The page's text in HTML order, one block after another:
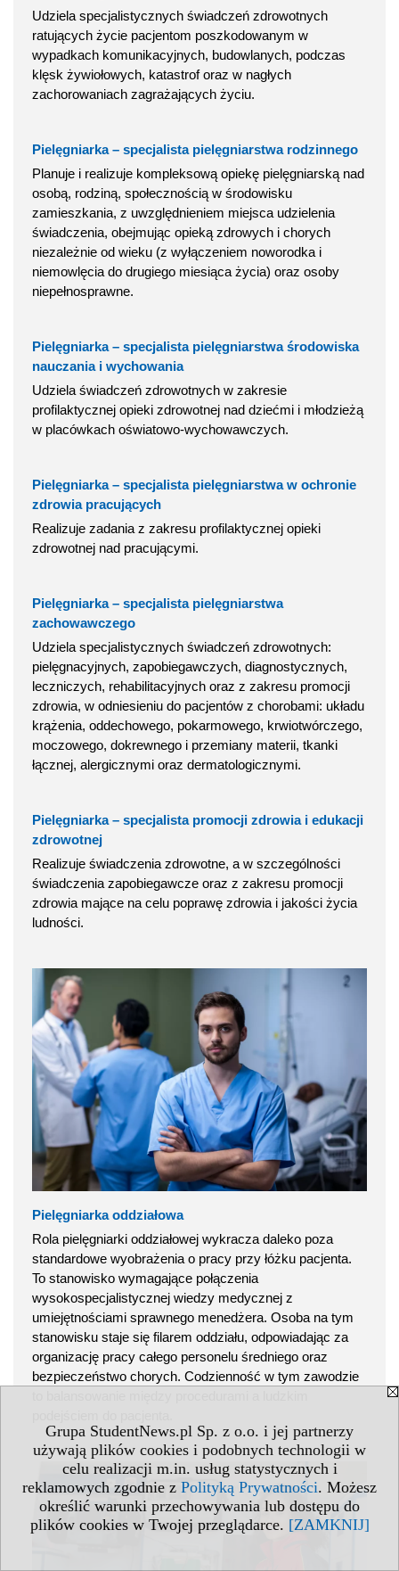
Grupa StudentNews.pl Sp. z o.o. i jej partnerzy
używają plików cookies i podobnych technologii w
celu realizacji m.in. usług statystycznych i
reklamowych zgodnie z Polityką Prywatności. Możesz
określić warunki przechowywania lub dostępu do
plików cookies w Twojej przeglądarce. [ZAMKNIJ]
Udziela specjalistycznych świadczeń zdrowotnych
ratujących życie pacjentom poszkodowanym w
wypadkach komunikacyjnych, budowlanych, podczas
klęsk żywiołowych, katastrof oraz w nagłych
zachorowaniach zagrażających życiu.
Pielęgniarka – specjalista pielęgniarstwa rodzinnego
Planuje i realizuje kompleksową opiekę pielęgniarską nad
osobą, rodziną, społecznością w środowisku
zamieszkania, z uwzględnieniem miejsca udzielenia
świadczenia, obejmując opieką zdrowych i chorych
niezależnie od wieku (z wyłączeniem noworodka i
niemowlęcia do drugiego miesiąca życia) oraz osoby
niepełnosprawne.
Pielęgniarka – specjalista pielęgniarstwa środowiska
nauczania i wychowania
Udziela świadczeń zdrowotnych w zakresie
profilaktycznej opieki zdrowotnej nad dziećmi i młodzieżą
w placówkach oświatowo-wychowawczych.
Pielęgniarka – specjalista pielęgniarstwa w ochronie
zdrowia pracujących
Realizuje zadania z zakresu profilaktycznej opieki
zdrowotnej nad pracującymi.
Pielęgniarka – specjalista pielęgniarstwa
zachowawczego
Udziela specjalistycznych świadczeń zdrowotnych:
pielęgnacyjnych, zapobiegawczych, diagnostycznych,
leczniczych, rehabilitacyjnych oraz z zakresu promocji
zdrowia, w odniesieniu do pacjentów z chorobami: układu
krążenia, oddechowego, pokarmowego, krwiotwórczego,
moczowego, dokrewnego i przemiany materii, tkanki
łącznej, alergicznymi oraz dermatologicznymi.
Pielęgniarka – specjalista promocji zdrowia i edukacji
zdrowotnej
Realizuje świadczenia zdrowotne, a w szczególności
świadczenia zapobiegawcze oraz z zakresu promocji
zdrowia mające na celu poprawę zdrowia i jakości życia
ludności.
Pielęgniarka oddziałowa
Rola pielęgniarki oddziałowej wykracza daleko poza
standardowe wyobrażenia o pracy przy łóżku pacjenta.
To stanowisko wymagające połączenia
wysokospecjalistycznej wiedzy medycznej z
umiejętnościami sprawnego menedżera. Osoba na tym
stanowisku staje się filarem oddziału, odpowiadając za
organizację pracy całego personelu średniego oraz
bezpieczeństwo chorych. Codzienność w tym zawodzie